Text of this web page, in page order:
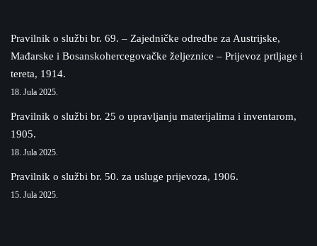
Pravilnik o službi br. 69. – Zajedničke odredbe za Austrijske,
Mađarske i Bosanskohercegovačke željeznice – Prijevoz prtljage i
tereta, 1914.
18. Jula 2025.
Pravilnik o službi br. 25 o upravljanju materijalima i inventarom,
1905.
18. Jula 2025.
Pravilnik o službi br. 50. za usluge prijevoza, 1906.
15. Jula 2025.